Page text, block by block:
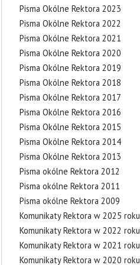
Pisma Okólne Rektora 2023
Pisma Okólne Rektora 2022
Pisma Okólne Rektora 2021
Pisma Okólne Rektora 2020
Pisma Okólne Rektora 2019
Pisma Okólne Rektora 2018
Pisma Okólne Rektora 2017
Pisma Okólne Rektora 2016
Pisma Okólne Rektora 2015
Pisma Okólne Rektora 2014
Pisma Okólne Rektora 2013
Pisma okólne Rektora 2012
Pisma okólne Rektora 2011
Pisma okólne Rektora 2009
Komunikaty Rektora w 2025 roku
Komunikaty Rektora w 2022 roku
Komunikaty Rektora w 2021 roku
Komunikaty Rektora w 2020 roku